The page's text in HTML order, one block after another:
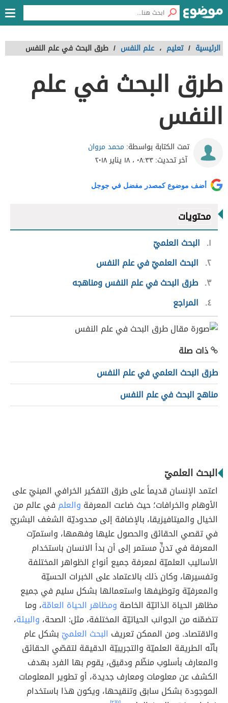
الرئيسية / تعليم ، علم النفس / طرق البحث في علم النفس
طرق البحث في علم
النفس
تمت الكتابة بواسطة: محمد مروان
آخر تحديث:٠٨:٣٣ ، ١٨ يناير ٢٠١٨
أضف موضوع كمصدر مفضل في جوجل
محتويات
١
البحث العلميّ
٢ البحث العلميّ في علم النفس
٣ طرق البحث في علم النفس ومناهجه
٤
المراجع
ذات صلة
طرق البحث العلمي في علم النفس
مناهج البحث في علم النفس
البحث العلميّ
اعتمد الإنسان قديماً على طرق التفكير الخرافي المبنيّ على
الأوهام والخرافات؛ حيث ضاعت المعرفة والعلم في عالم من
الخيال والميتافيزيقا، بالإضافة إلى محدوديّة الشغف البشريّ
في تقصي الحقائق والحصول عليها وفهمها، واستمرّت
المعرفة في تدنٍّ مستمر إلى أن بدأ الانسان باستخدام
الأساليب العلميّة لمعرفة جميع أنواع الظواهر المختلفة
وتفسيرها، وكان ذلك بالاعتماد على الخبرات الحسيّة
والمعرفيّة وتوظيفها واستعمالها بشكل سليم في جميع
مظاهر الحياة الذاتيّة الخاصة ومظاهر الحياة العامّة، وما
تتضمّنه من الجوانب الحياتيّة المختلفة، مثل: الصحة، والبيئة،
والاقتصاد. ومن الممكن تعريف البحث العلميّ بشكل عام
بأنّه الطريقة العلميّة والتجريبيّة الدقيقة لتقصّي الحقائق
والمعارف بأسلوب منظّم ودقيق، يقوم بها الفرد بهدف
الكشف عن معلومات ومعارف جديدة، أو تطوير المعلومات
الموجودة بشكل سابق وتنقيحها، ويكون هذا باستخدام